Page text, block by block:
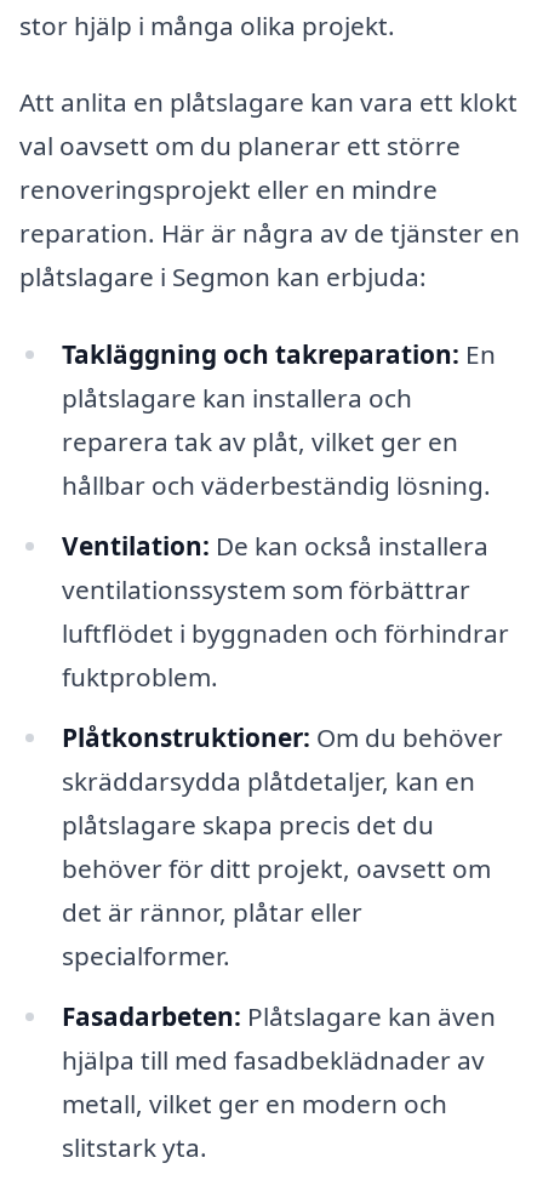
stor hjälp i många olika projekt.
Att anlita en plåtslagare kan vara ett klokt
val oavsett om du planerar ett större
renoveringsprojekt eller en mindre
reparation. Här är några av de tjänster en
plåtslagare i Segmon kan erbjuda:
Takläggning och takreparation: En
plåtslagare kan installera och
reparera tak av plåt, vilket ger en
hållbar och väderbeständig lösning.
Ventilation: De kan också installera
ventilationssystem som förbättrar
luftflödet i byggnaden och förhindrar
fuktproblem.
Plåtkonstruktioner: Om du behöver
skräddarsydda plåtdetaljer, kan en
plåtslagare skapa precis det du
behöver för ditt projekt, oavsett om
det är rännor, plåtar eller
specialformer.
Fasadarbeten: Plåtslagare kan även
hjälpa till med fasadbeklädnader av
metall, vilket ger en modern och
slitstark yta.